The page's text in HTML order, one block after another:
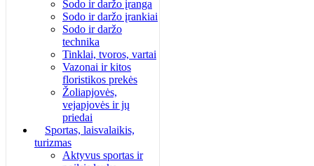
Sodo ir daržo įranga
Sodo ir daržo įrankiai
Sodo ir daržo
technika
Tinklai, tvoros, vartai
Vazonai ir kitos
floristikos prekės
Žoliapjovės,
vejapjovės ir jų
priedai
Sportas, laisvalaikis,
turizmas
Aktyvus sportas ir